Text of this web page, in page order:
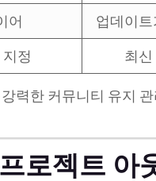
어 업데이
정 최
력한 커뮤니티 유지
로젝트 아